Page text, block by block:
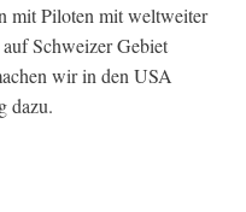
mit Piloten mit weltweiter
Schweizer Gebiet
wir in den USA
dazu.